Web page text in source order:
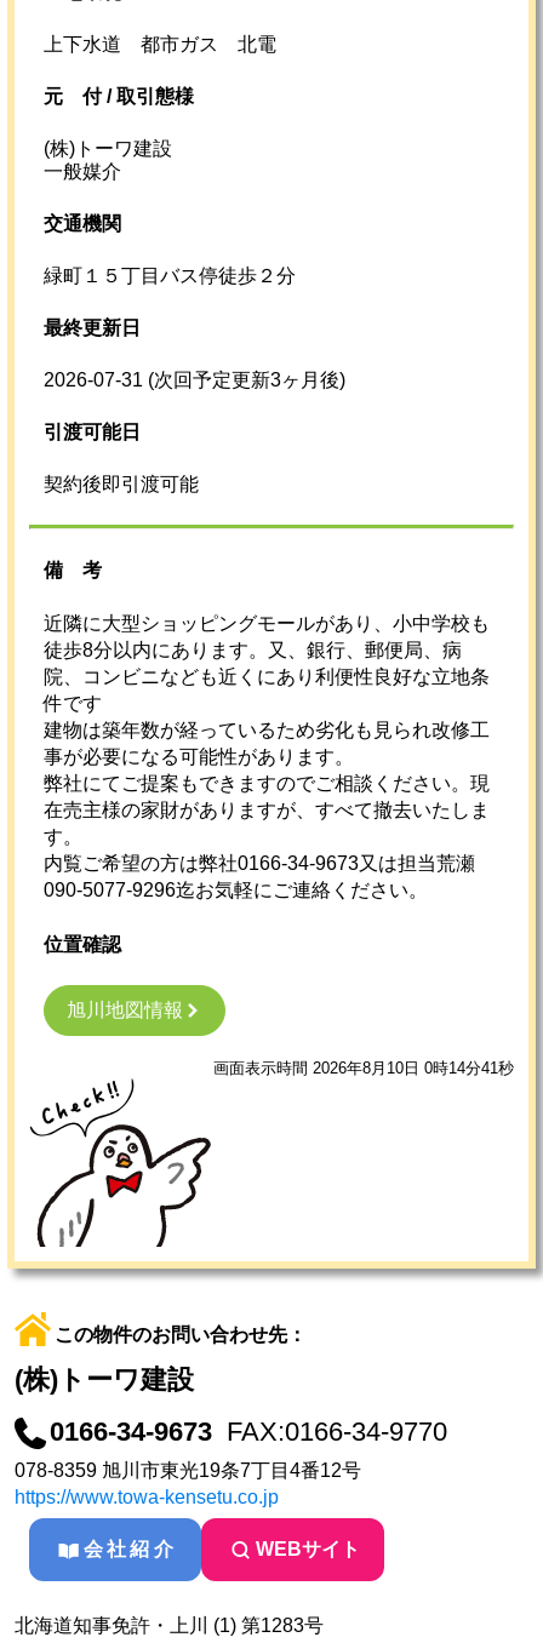
上下水道 都市ガス 北電
元 付 /取引態様
(株)トーワ建設
一般媒介
交通機関
緑町１５丁目バス停徒歩２分
最終更新日
2026-07-31 (次回予定更新3ヶ月後)
引渡可能日
契約後即引渡可能
備考
近隣に大型ショッピングモールがあり、小中学校も
徒歩8分以内にあります。又、銀行、郵便局、病
院、コンビニなども近くにあり利便性良好な立地条
件です
建物は築年数が経っているため劣化も見られ改修工
事が必要になる可能性があります。
弊社にてご提案もできますのでご相談ください。現
在売主様の家財がありますが、すべて撤去いたしま
す。
内覧ご希望の方は弊社0166-34-9673又は担当荒瀬
090-5077-9296迄お気軽にご連絡ください。
位置確認
旭川地図情報
画面表示時間 2026年8月10日 0時14分41秒
この物件のお問い合わせ先：
(株)トーワ建設
0166-34-9673 FAX:0166-34-9770
078-8359 旭川市東光19条7丁目4番12号
https://www.towa-kensetu.co.jp
会社紹介 WEBサイト
北海道知事免許・上川 (1) 第1283号